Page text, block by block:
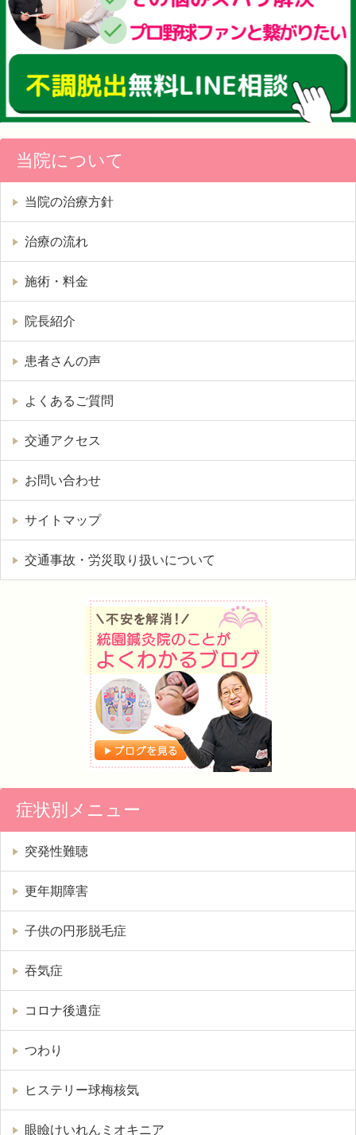
当院について
当院の治療方針
治療の流れ
施術・料金
院長紹介
患者さんの声
よくあるご質問
交通アクセス
お問い合わせ
サイトマップ
交通事故・労災取り扱いについて
症状別メニュー
突発性難聴
更年期障害
子供の円形脱毛症
吞気症
コロナ後遺症
つわり
ヒステリー球梅核気
眼瞼けいれんミオキニア